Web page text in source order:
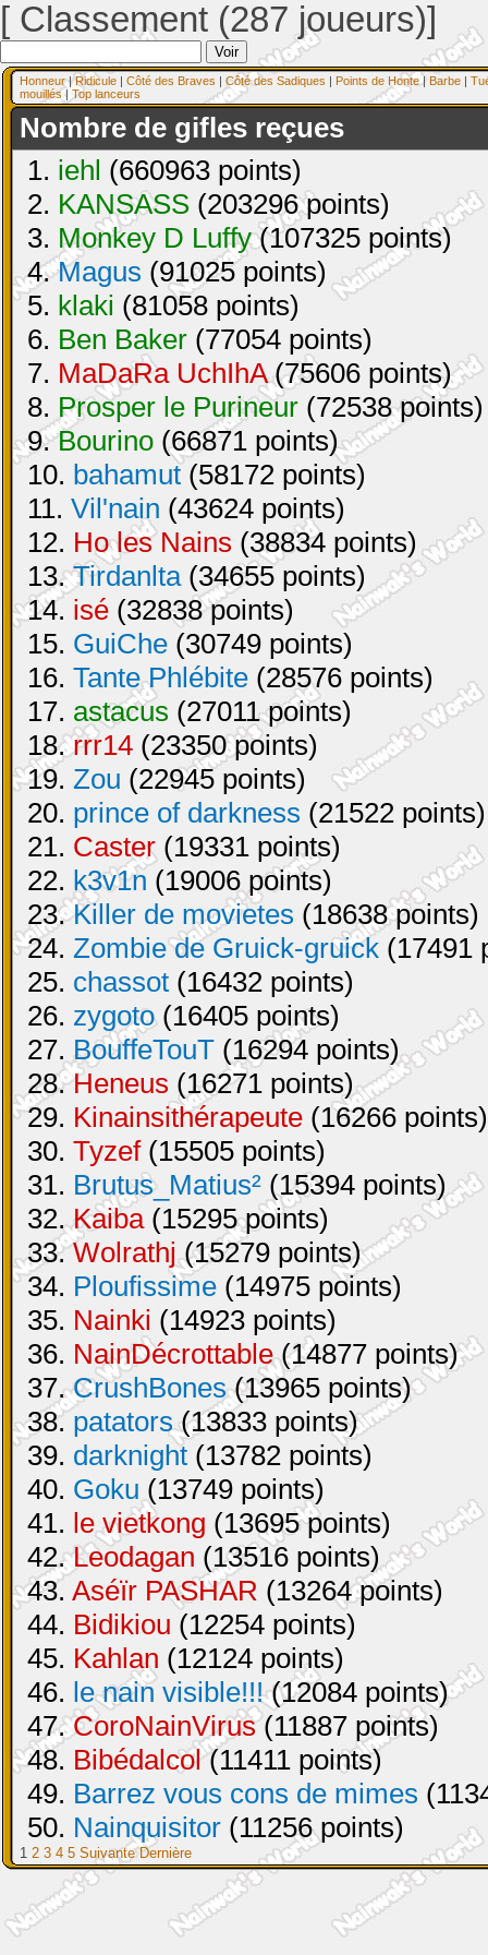
[ Classement (287 joueurs)]
Honneur|Ridicule | Côté des Braves | Côté des Sadiques | Points de Honte| Barbe |
mouillés| Top lanceurs
Nombre de gifles reçues
1. iehl (660963 points)
2. KANSASS (203296 points)
3. Monkey D Luffy(107325 points)
4.Magus (91025 points)
5. klaki (81058 points)
6. Ben Baker (77054 points)
7. MaDaRa UchIhA(75606 points)
8. Prosper le Purineur (72538 points)
9.Bourino (66871 points)
10. bahamut (58172 points)
11. Vil'nain (43624 points)
12. Ho les Nains (38834 points)
13.Tirdanlta(34655 points)
14. isé (32838 points)
15. GuiChe (30749 points)
16. Tante Phlébite (28576 points)
17. astacus (27011 points)
18.rrr14 (23350 points)
19. Zou (22945 points)
20. prince of darkness (21522 points)
21. Caster (19331 points)
22. k3v1n (19006 points)
23.Killer de movietes (18638 points)
24. Zombie de Gruick-gruick (17491
25. chassot (16432 points)
26. zygoto(16405 points)
27. BouffeTouT (16294 points)
28.Heneus (16271 points)
29. Kinainsithérapeute (16266 points)
30. Tyzef(15505 points)
31. Brutus_Matius² (15394 points)
32.Kaiba(15295 points)
33.Wolrathj(15279 points)
34. Ploufissime (14975 points)
35. Nainki (14923 points)
36. NainDécrottable(14877 points)
37.CrushBones(13965 points)
38.patators(13833 points)
39. darknight (13782 points)
40. Goku (13749 points)
41. le vietkong (13695 points)
42.Leodagan (13516 points)
43. Aséïr PASHAR (13264 points)
44. Bidikiou (12254 points)
45. Kahlan (12124 points)
46. le nain visible!!!(12084 points)
47.CoroNainVirus(11887 points)
48. Bibédalcol(11411 points)
49. Barrez vous cons de mimes
50. Nainquisitor (11256 points)
1 2 3 4 5 Suivante Dernière